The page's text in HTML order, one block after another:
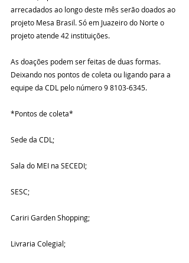
arrecadados ao longo deste mês serão doados ao
projeto Mesa Brasil. Só em Juazeiro do Norte o
projeto atende 42 instituições.
As doações podem ser feitas de duas formas.
Deixando nos pontos de coleta ou ligando para a
equipe da CDL pelo número 9 8103-6345.
*Pontos de coleta*
Sede da CDL;
Sala do MEI na SECEDI;
SESC;
Cariri Garden Shopping;
Livraria Colegial;